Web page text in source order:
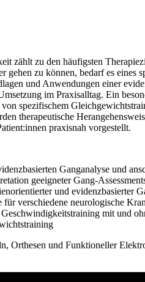
zählt zu den häufigsten
gehen zu können, bedarf es eines
und Anwendungen einer
im Praxisalltag. Ein
spezifischem
therapeutische
praxisnah vorgestellt.
Ganganalyse und
geeigneter Gang-
und evidenzbasierter
für verschiedene neurologische
mit und
Orthesen und Funktioneller